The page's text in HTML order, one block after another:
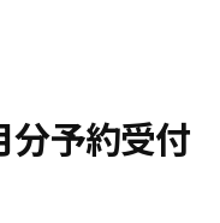
分予約受付